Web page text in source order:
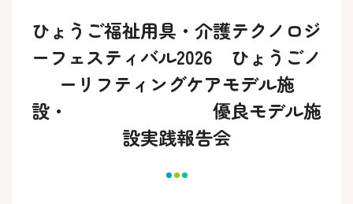
ひょうご福祉用具・介護テクノロジ
ーフェスティバル2026 ひょうごノ
ーリフティングケアモデル施
設・ 優良モデル施
設実践報告会